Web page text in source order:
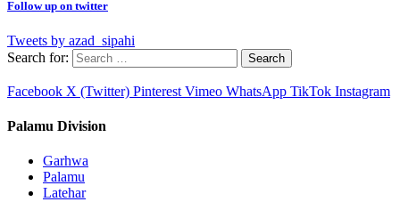
Follow up on twitter
Tweets by azad_sipahi
Search for:
Facebook X (Twitter) Pinterest Vimeo WhatsApp TikTok Instagram
Palamu Division
Garhwa
Palamu
Latehar